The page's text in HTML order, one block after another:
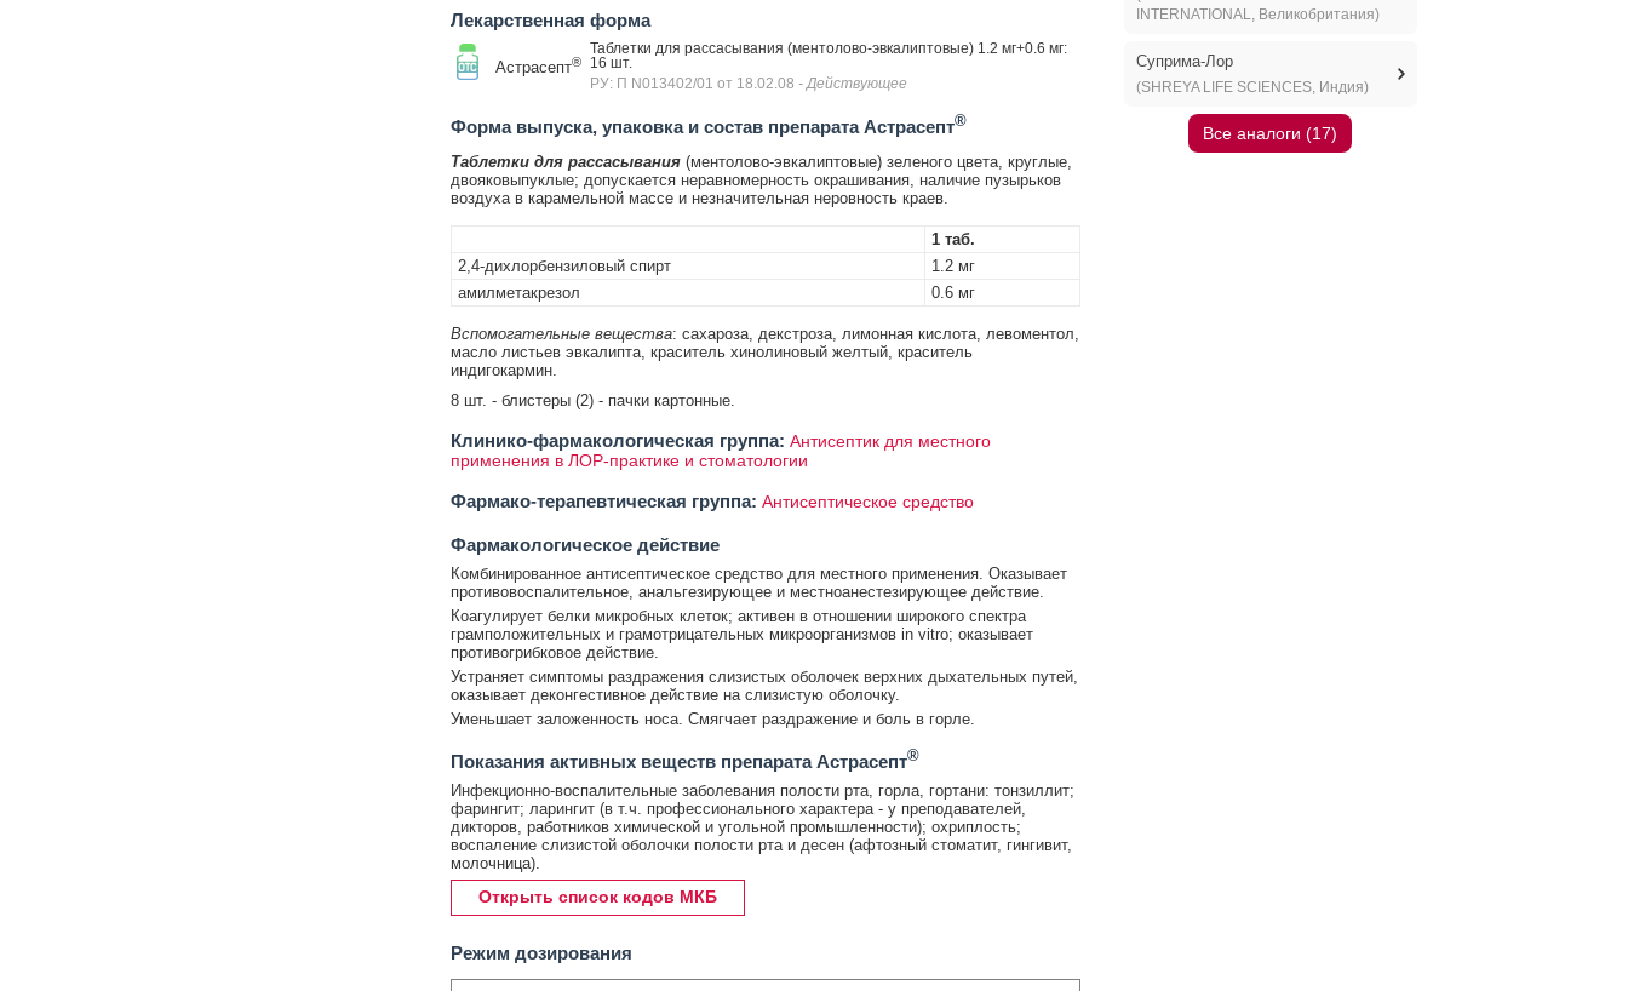
Лекарственная форма
Астрасепт®
Таблетки для рассасывания (ментолово-эвкалиптовые) 1.2 мг+0.6 мг:
16 шт.
РУ: П N013402/01 от 18.02.08 - Действующее
Форма выпуска, упаковка и состав препарата Астрасепт®
Таблетки для рассасывания(ментолово-эвкалиптовые) зеленого цвета, круглые,
двояковыпуклые; допускается неравномерность окрашивания, наличие пузырьков
воздуха в карамельной массе и незначительная неровность краев.
1 таб.
2,4-дихлорбензиловый спирт
1.2 мг
амилметакрезол
0.6 мг
Вспомогательные вещества: сахароза, декстроза, лимонная кислота, левоментол,
масло листьев эвкалипта, краситель хинолиновый желтый, краситель
индигокармин.
8 шт. - блистеры (2) - пачки картонные.
Клинико-фармакологическая группа: Антисептик для местного
применения в ЛОР-практике и стоматологии
Фармако-терапевтическая группа: Антисептическое средство
Фармакологическое действие
Комбинированное антисептическое средство для местного применения. Оказывает
противовоспалительное, анальгезирующее и местноанестезирующее действие.
Коагулирует белки микробных клеток; активен в отношении широкого спектра
грамположительных и грамотрицательных микроорганизмов in vitro; оказывает
противогрибковое действие.
Устраняет симптомы раздражения слизистых оболочек верхних дыхательных путей,
оказывает деконгестивное действие на слизистую оболочку.
Уменьшает заложенность носа. Смягчает раздражение и боль в горле.
Показания активных веществ препарата Астрасепт®
Инфекционно-воспалительные заболевания полости рта, горла, гортани: тонзиллит;
фарингит; ларингит (в т.ч. профессионального характера - у преподавателей,
дикторов, работников химической и угольной промышленности); охриплость;
воспаление слизистой оболочки полости рта и десен (афтозный стоматит, гингивит,
молочница).
Открыть список кодов МКБ
Режим дозирования
INTERNATIONAL, Великобритания)
Суприма-Лор
(SHREYA LIFE SCIENCES, Индия)
Все аналоги (17)